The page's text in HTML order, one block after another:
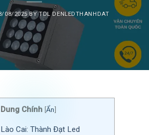
08/2025 BYTDL DENLEDTHANHDAT
Chính [Ẩn]
Cai: Thành Đạt Led